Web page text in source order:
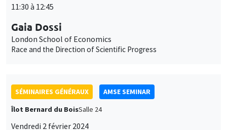
11:30 à 12:45
Gaia Dossi
London School of Economics
Race and the Direction of Scientific Progress
SÉMINAIRES GÉNÉRAUX
AMSE SEMINAR
Îlot Bernard du BoisSalle 24
Vendredi 2 février 2024